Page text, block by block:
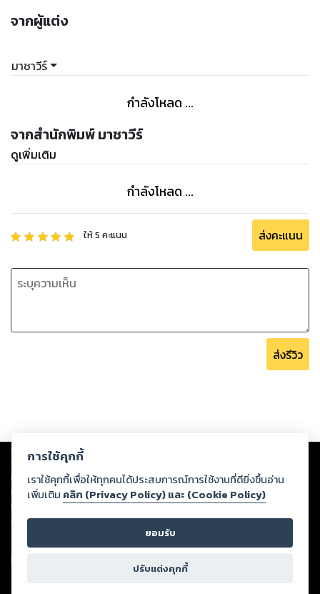
จากผู้แต่ง
มาชาวีร์
กำลังโหลด ...
จากสำนักพิมพ์ มาชาวีร์
ดูเพิ่มเติม
กำลังโหลด ...
ให้5 คะแนน ส่งคะแนน
ส่งรีวิว
Copyright © 2026
ต่อผลงานหรือเนื้อหาใดที่อัปโหลดผ่านเว็บไซต์และปรากฏว่าละเมิดสิทธิใน
ทรัพย์สินทางปัญญาของบุคคลอื่นหรือขัดต่อกฎหมายและศีลธรรม ดังนั้น ผู้อ่าน
ทุกท่านโปรดใช้วิจารณญาณในการกลั่นกรองด้วยตนเอง และหากท่านพบว่าส่วน
หนึ่งส่วนใดขัดต่อกฎหมายและศีลธรรม กรุณาแจ้งมายังบริษัท เพื่อทีมงานจะได้
ดำเนินการในทันที ทั้งนี้ ทางสตอรี่ล็อกขอสงวนลิขสิทธิ์ตามพระราชบัญญัติ
ลิขสิทธิ์ พ.ศ. 2537 (ฉบับล่าสุด)
For support: member@ookbee.com
Version
การใช้คุกกี้
เราใช้คุกกี้เพื่อให้ทุกคนได้ประสบการณ์การใช้งานที่ดียิ่งขึ้นอ่าน
เพิ่มเติม คลิก (Privacy Policy) และ (Cookie Policy)
ยอมรับ
ปรับแต่งคุกกี้